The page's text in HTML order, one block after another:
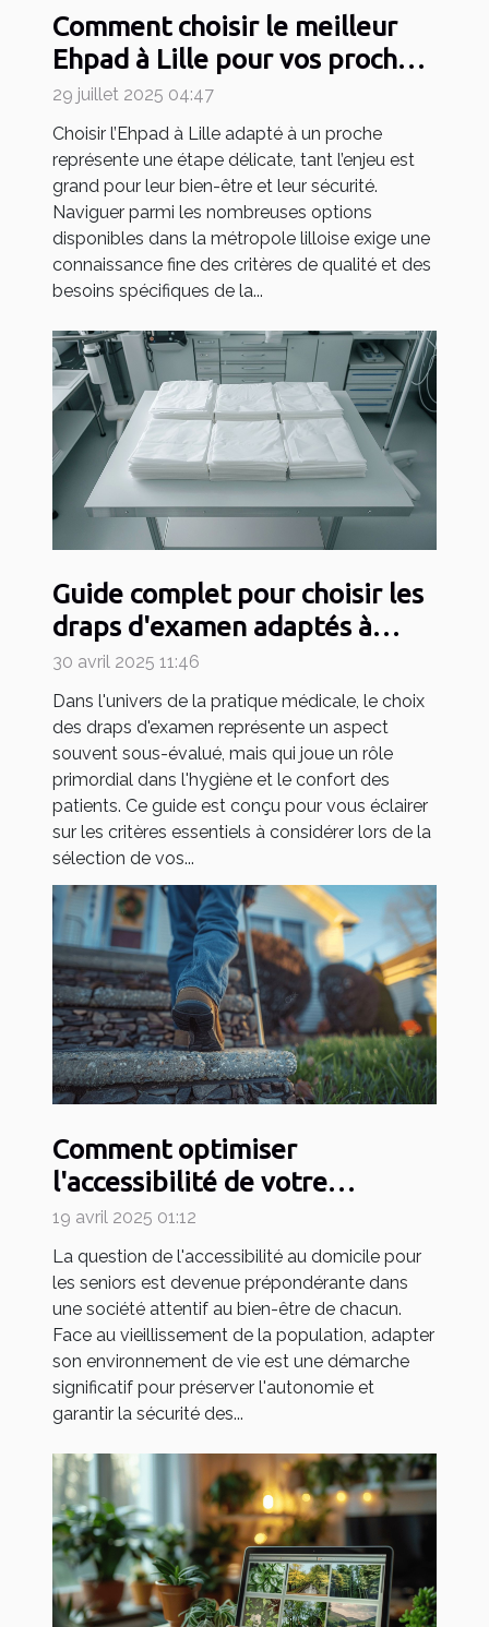
Comment choisir le meilleur
Ehpad à Lille pour vos proches
?
29 juillet 2025 04:47
Choisir l’Ehpad à Lille adapté à un proche
représente une étape délicate, tant l’enjeu est
grand pour leur bien-être et leur sécurité.
Naviguer parmi les nombreuses options
disponibles dans la métropole lilloise exige une
connaissance fine des critères de qualité et des
besoins spécifiques de la...
Guide complet pour choisir les
draps d'examen adaptés à
votre pratique médicale
30 avril 2025 11:46
Dans l'univers de la pratique médicale, le choix
des draps d'examen représente un aspect
souvent sous-évalué, mais qui joue un rôle
primordial dans l'hygiène et le confort des
patients. Ce guide est conçu pour vous éclairer
sur les critères essentiels à considérer lors de la
sélection de vos...
Comment optimiser
l'accessibilité de votre
domicile pour seniors
19 avril 2025 01:12
La question de l'accessibilité au domicile pour
les seniors est devenue prépondérante dans
une société attentif au bien-être de chacun.
Face au vieillissement de la population, adapter
son environnement de vie est une démarche
significatif pour préserver l'autonomie et
garantir la sécurité des...